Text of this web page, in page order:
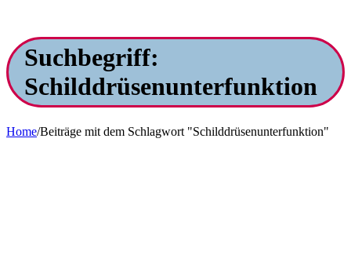
Suchbegriff:
Schilddrüsenunterfunktion
Home/Beiträge mit dem Schlagwort "Schilddrüsenunterfunktion"